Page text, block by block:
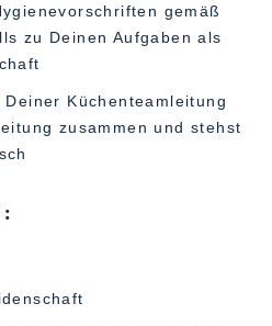
gemäß
zu Deinen Aufgaben als
Küchenteamleitung
zusammen und stehst